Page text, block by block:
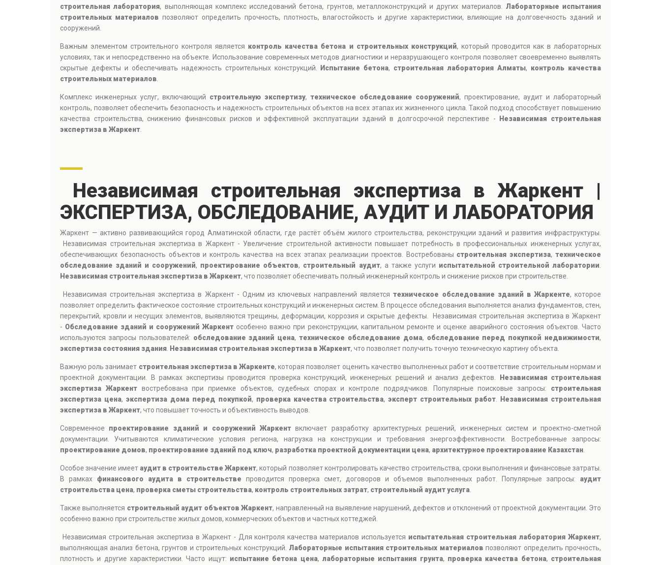
строительная лаборатория, выполняющая комплекс исследований бетона, грунтов, металлоконструкций и других материалов. Лабораторные испытания
строительных материалов позволяют определить прочность, плотность, влагостойкость и другие характеристики, влияющие на долговечность зданий и
сооружений.
Важным элементом строительного контроля является контроль качества бетона и строительных конструкций, который проводится как в лабораторных
условиях, так и непосредственно на объекте. Использование современных методов диагностики и неразрушающего контроля позволяет своевременно выявлять
скрытые дефекты и обеспечивать надежность строительных конструкций.
Испытание бетона, строительная лаборатория Алматы, контроль качества
строительных материалов
Комплекс инженерных услуг, включающий строительную экспертизу, техническое обследование сооружений, проектирование, аудит и лабораторный
контроль, позволяет обеспечить безопасность и надежность строительных объектов на всех этапах их жизненного цикла. Такой подход способствует повышению
качества строительства, снижению финансовых рисков и эффективной эксплуатации зданий в долгосрочной перспективе -
Независимая строительная
экспертиза в Жаркент
Независимая строительная экспертиза в Жаркент |
ЭКСПЕРТИЗА, ОБСЛЕДОВАНИЕ, АУДИТ И ЛАБОРАТОРИЯ
Жаркент — активно развивающийся город Алматинской области, где растёт объём жилого строительства, реконструкции зданий и развития инфраструктуры.
Независимая строительная экспертиза в Жаркент - Увеличение строительной активности повышает потребность в профессиональных инженерных услугах,
обеспечивающих безопасность объектов и контроль качества на всех этапах реализации проектов. Востребованы строительная экспертиза,техническое
обследование зданий и сооружений, проектирование объектов, строительный аудит, а также услуги испытательной строительной лаборатории
Независимая строительная экспертиза в Жаркент, что позволяет обеспечивать полный инженерный контроль и снижение рисков при строительстве.
Независимая строительная экспертиза в Жаркент - Одним из ключевых направлений являетсятехническое обследование зданий в Жаркенте, которое
позволяет определить фактическое состояние строительных конструкций и инженерных систем. В процессе обследования выполняется анализ фундаментов, стен,
перекрытий, кровли и несущих элементов, выявляются трещины, деформации, коррозия и скрытые дефекты. Независимая строительная экспертиза в Жаркент
- Обследование зданий и сооружений Жаркент особенно важно при реконструкции, капитальном ремонте и оценке аварийного состояния объектов. Часто
используются запросы пользователей: обследование зданий цена,техническое обследование дома, обследование перед покупкой недвижимости,
экспертиза состояния здания Независимая строительная экспертиза в Жаркент, что позволяет получить точную техническую картину объекта.
Важную роль занимает строительная экспертиза в Жаркенте, которая позволяет оценить качество выполненных работ и соответствие строительным нормам и
проектной документации. В рамках экспертизы проводится проверка конструкций, инженерных решений и анализ дефектов.
Независимая строительная
экспертиза Жаркентвостребована при приемке объектов, судебных спорах и контроле подрядчиков. Популярные поисковые запросы: строительная
экспертиза цена, экспертиза дома перед покупкой, проверка качества строительства,эксперт строительных работ
Независимая строительная
экспертиза в Жаркент, что повышает точность и объективность выводов.
Современное проектирование зданий и сооружений Жаркентвключает разработку архитектурных решений, инженерных систем и проектно-сметной
документации. Учитываются климатические условия региона, нагрузка на конструкции и требования энергоэффективности. Востребованные запросы:
проектирование домов, проектирование зданий под ключ, разработка проектной документации цена, архитектурное проектирование Казахстан
Особое значение имеет аудит в строительстве Жаркент, который позволяет контролировать качество строительства, сроки выполнения и финансовые затраты.
В рамках финансового аудита в строительстве проводится проверка смет, договоров и объемов выполненных работ. Популярные запросы: аудит
строительства цена, проверка сметы строительства, контроль строительных затрат, строительный аудит услугa
Также выполняется строительный аудит объектов Жаркент, направленный на выявление нарушений, дефектов и отклонений от проектной документации. Это
особенно важно при строительстве жилых домов, коммерческих объектов и частных коттеджей.
Независимая строительная экспертиза в Жаркент - Для контроля качества материалов используется испытательная строительная лаборатория Жаркент,
выполняющая анализ бетона, грунтов и строительных конструкций. Лабораторные испытания строительных материалов позволяют определить прочность,
плотность и другие характеристики. Часто ищут: испытание бетона цена,лабораторные испытания грунта, проверка качества бетона, строительная